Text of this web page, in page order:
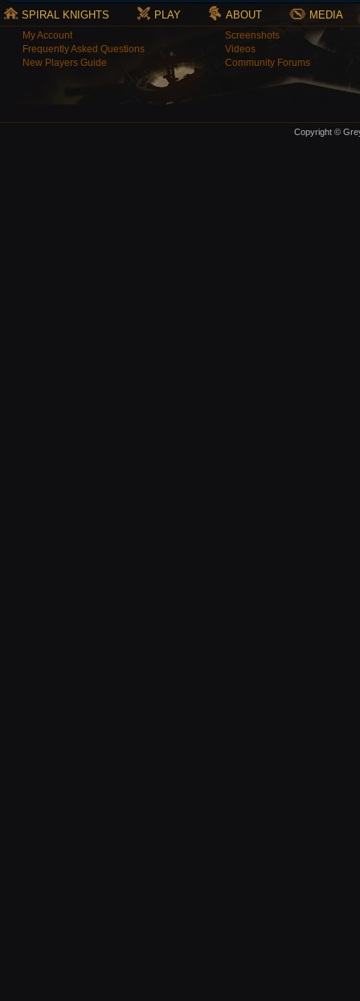
SPIRAL KNIGHTS PLAY ABOUT MEDIA
My Account
Frequently Asked Questions
New Players Guide
Screenshots
Videos
Community Forums
Copyright ©